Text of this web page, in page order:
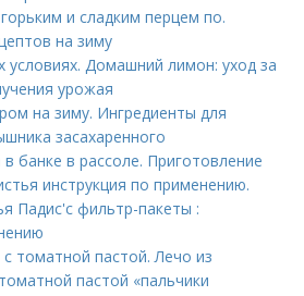
и сладким перцем по.
на зиму
Домашний лимон: уход за
урожая
на зиму. Ингредиенты для
засахаренного
банке в рассоле. Приготовление
инструкция по применению.
Падис'с фильтр-пакеты :
томатной пастой. Лечо из
пастой «пальчики